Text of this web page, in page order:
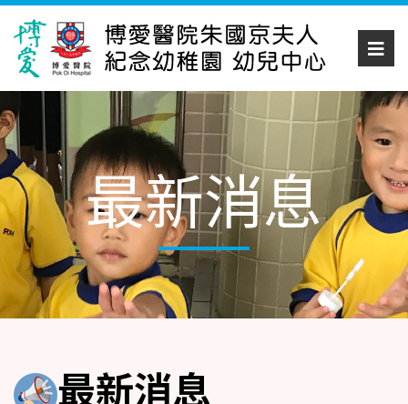
最新消息
最新消息